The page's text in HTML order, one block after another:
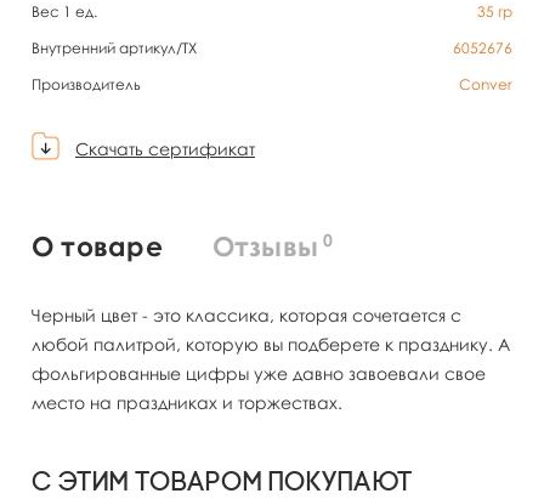
Вес 1 ед.
35 гр
Внутренний артикул/TX
6052676
Производитель
Conver
Скачать сертификат
О товаре Отзывы 0
Черный цвет - это классика, которая сочетается с
любой палитрой, которую вы подберете к празднику. А
фольгированные цифры уже давно завоевали свое
место на праздниках и торжествах.
С этим товаром покупают